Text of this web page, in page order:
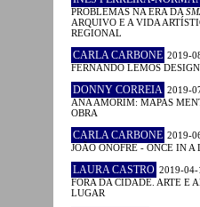
PROBLEMAS NA ERA DA
ARQUIVO E A VIDA
REGIONAL
CARLA CARBONE 2019-
FERNANDO LEMOS
DONNY CORREIA 2019-
ANA AMORIM: MAPAS
OBRA
CARLA CARBONE 2019-
JOÃO ONOFRE - ONCE IN
LAURA CASTRO 2019-04-
FORA DA CIDADE. ARTE E
LUGAR